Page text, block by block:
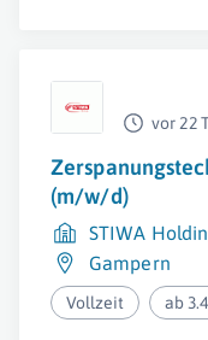
vor 22
(m/w/d)
STIWA
Gampern
Vollzeit ab